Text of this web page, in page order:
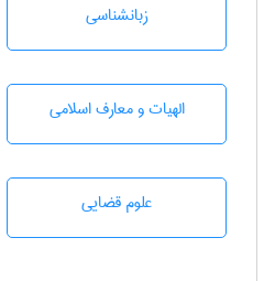
زبانشناسی
الهیات و معارف اسلامی
علوم قضایی